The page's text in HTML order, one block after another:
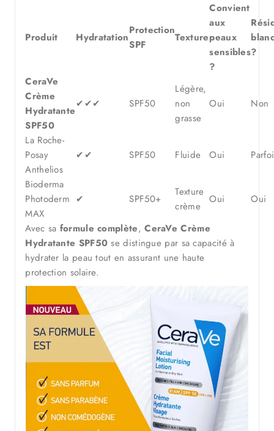
Produit Hydratation
Protection
SPF
Texture
Convient
aux
peaux
sensibles
?
blanc
?
CeraVe
Crème
Hydratante
SPF50
✔✔✔ SPF50
Légère,
non
grasse
Oui Non
La Roche-
Posay
Anthelios
✔✔ SPF50 Fluide Oui
Bioderma
Photoderm
MAX
✔ SPF50+
Texture
crème
Oui Oui
Avec sa formule complète,CeraVe Crème
Hydratante SPF50 se distingue par sa capacité à
hydrater la peau tout en assurant une haute
protection solaire.